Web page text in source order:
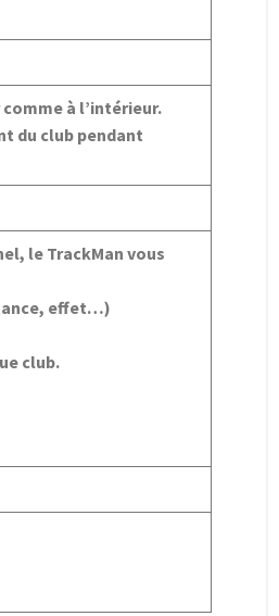
à l’intérieur.
du club pendant
le TrackMan vous
effet…)
club.